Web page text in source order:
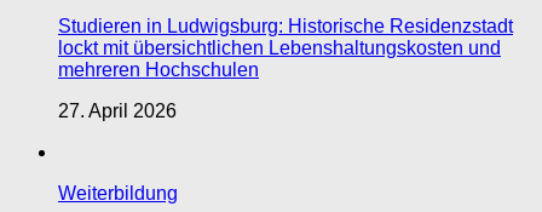
Studieren in Ludwigsburg: Historische Residenzstadt
lockt mit übersichtlichen Lebenshaltungskosten und
mehreren Hochschulen
27. April 2026
Weiterbildung